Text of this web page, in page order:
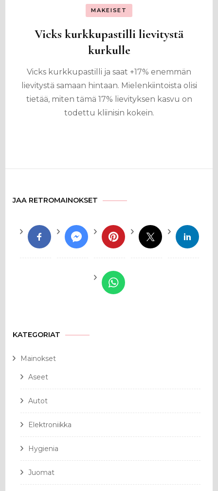
MAKEISET
Vicks kurkkupastilli lievitystä
kurkulle
Vicks kurkkupastilli ja saat +17% enemmän
lievitystä samaan hintaan. Mielenkiintoista olisi
tietää, miten tämä 17% lievityksen kasvu on
todettu kliinisin kokein.
JAA RETROMAINOKSET
KATEGORIAT
Mainokset
Aseet
Autot
Elektroniikka
Hygienia
Juomat